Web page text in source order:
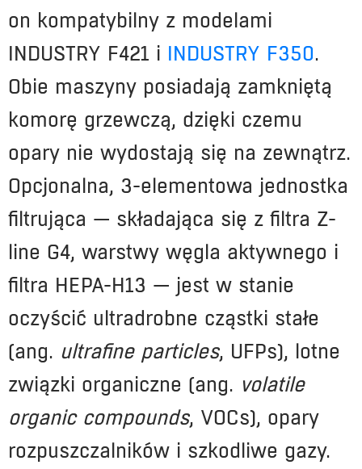
on kompatybilny z modelami
INDUSTRY F421 i INDUSTRY F350.
Obie maszyny posiadają zamkniętą
komorę grzewczą, dzięki czemu
opary nie wydostają się na zewnątrz.
Opcjonalna, 3-elementowa jednostka
filtrująca — składająca się z filtra Z-
line G4, warstwy węgla aktywnego i
filtra HEPA-H13 — jest w stanie
oczyścić ultradrobne cząstki stałe
(ang. ultrafine particles, UFPs), lotne
związki organiczne (ang. volatile
organic compounds, VOCs), opary
rozpuszczalników i szkodliwe gazy.